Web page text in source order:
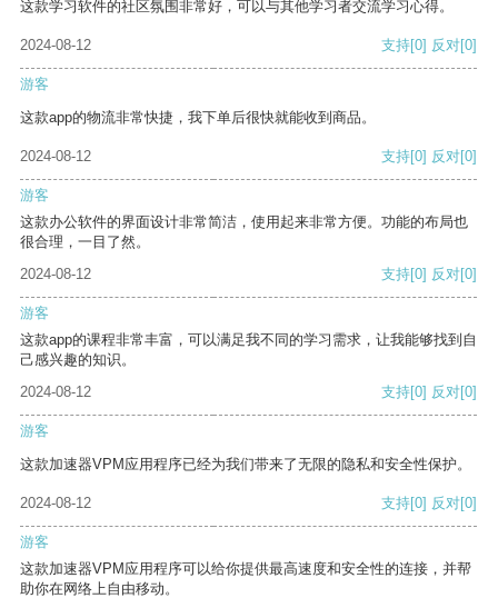
这款学习软件的社区氛围非常好，可以与其他学习者交流学习心得。
2024-08-12 支持[0] 反对[0]
游客
这款app的物流非常快捷，我下单后很快就能收到商品。
2024-08-12 支持[0] 反对[0]
游客
这款办公软件的界面设计非常简洁，使用起来非常方便。功能的布局也
很合理，一目了然。
2024-08-12
支持[0] 反对[0]
游客
这款app的课程非常丰富，可以满足我不同的学习需求，让我能够找到自
己感兴趣的知识。
2024-08-12
支持[0] 反对[0]
游客
这款加速器VPM应用程序已经为我们带来了无限的隐私和安全性保护。
2024-08-12 支持[0] 反对[0]
游客
这款加速器VPM应用程序可以给你提供最高速度和安全性的连接，并帮
助你在网络上自由移动。